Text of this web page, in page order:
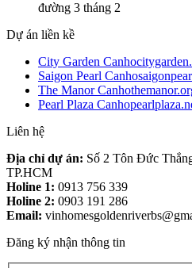
đường 3 tháng 2
Dự án liền kề
City Garden
Saigon Pearl
The Manor
Pearl Plaza
Liên hệ
Địa chỉ dự án: Số 2 Tôn Đức
TP.HCM
Holine 1: 0913 756 339
Holine 2: 0903 191 286
Email:
Đăng ký nhận thông tin